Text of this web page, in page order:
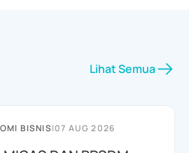
Lihat Semua
BISNIS|07 AUG 2026